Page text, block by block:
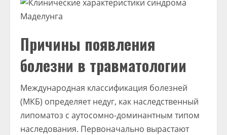
Причины появления
болезни в травматологии
Международная классификация болезней
(МКБ) определяет недуг, как наследственный
липоматоз с аутосомно-доминантным типом
наследования. Первоначально вырастают